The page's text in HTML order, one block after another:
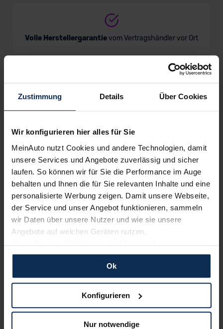
Zustimmung Details Über Cookies
Wir konfigurieren hier alles für Sie
MeinAuto nutzt Cookies und andere Technologien, damit
unsere Services und Angebote zuverlässig und sicher
laufen. So können wir für Sie die Performance im Auge
behalten und Ihnen die für Sie relevanten Inhalte und eine
personalisierte Werbung zeigen. Damit unsere Webseite,
der Service und unser Angebot funktionieren, sammeln
wir Daten über unsere Nutzer und wie sie unsere
Angebote auf welchen Geräten nutzen.
Wenn Sie das „OK“ finden, sind Sie damit einverstanden
und erlauben uns Cookies für unseren Service zu
verwenden und diese Daten an Dritte weiterzugeben,
etwa an unsere Marketingpartner. Falls Sie dem nicht
zustimmen möchten, beschränken wir uns auf die
dann nicht auf Sie zuschneiden und Sie somit nicht
perfekt auf dem Weg zu Ihrem Neuwagen unterstützen.
Ok
Konfigurieren
Nur notwendige
Volle Herstellergarantievom Vertragshändler vor Ort
Nur deutsche Neuwagen,keine EU-Reimporte
Alle Zahlungsarten: Barkauf, Finanzierung, Leasing
Keine Kosten:
Unser Service ist für dich 100%
kostenfrei
Wir sind stolz auf eine hohe
MeinAuto.de hat langjährige Erfahrungen auf dem
Neuwagenmarkt in Deutschland. Unsere Kunden haben
dadurch ihr Wunschauto zum Top-Rabatt erhalten und